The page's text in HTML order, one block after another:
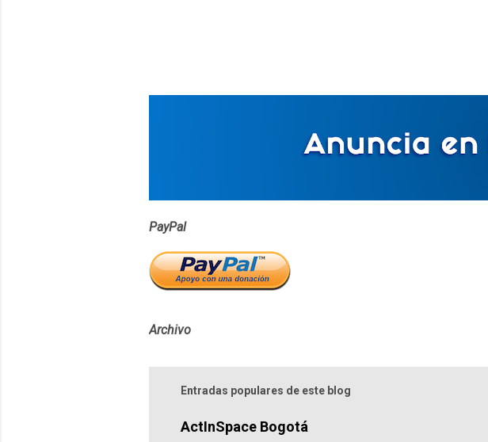
a
PayPal
Archivo
Entradas populares de este blog
ActInSpace Bogotá